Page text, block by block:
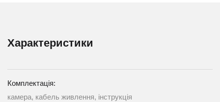
Характеристики
Комплектація:
камера, кабель живлення, інструкція